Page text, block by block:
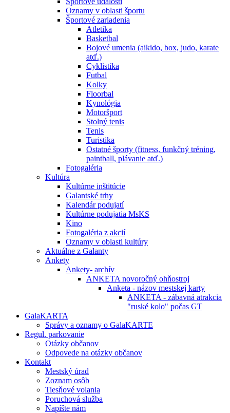
Oznamy v oblasti športu
Športové zariadenia
Atletika
Basketbal
Bojové umenia (aikido, box, judo, karate
atď.)
Cyklistika
Futbal
Kolky
Floorbal
Kynológia
Motoršport
Stolný tenis
Tenis
Turistika
Ostatné športy (fitness, funkčný tréning,
paintball, plávanie atď.)
Fotogaléria
Kultúra
Kultúrne inštitúcie
Galantské trhy
Kalendár podujatí
Kultúrne podujatia MsKS
Kino
Fotogaléria z akcií
Oznamy v oblasti kultúry
Aktuálne z Galanty
Ankety
Ankety- archív
ANKETA novoročný ohňostroj
Anketa - názov mestskej karty
ANKETA - zábavná atrakcia
"ruské kolo" počas GT
GalaKARTA
Správy a oznamy o GalaKARTE
Regul. parkovanie
Otázky občanov
Odpovede na otázky občanov
Kontakt
Mestský úrad
Zoznam osôb
Tiesňové volania
Poruchová služba
Napíšte nám